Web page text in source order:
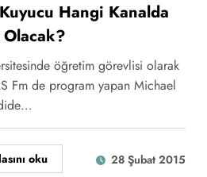
Hangi Kanalda
öğretim görevlisi olarak
Fm de program yapan Michael
oku 28 Şubat 2015